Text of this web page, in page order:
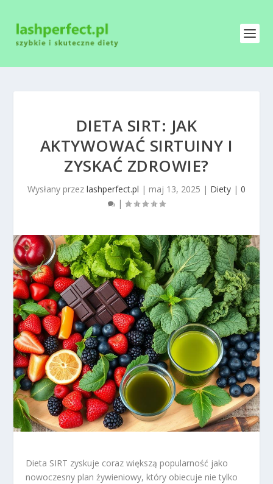
DIETA SIRT: JAK
AKTYWOWAĆ SIRTUINY I
ZYSKAĆ ZDROWIE?
Wysłany przez lashperfect.pl | maj 13, 2025 | Diety | 0
|
Dieta SIRT zyskuje coraz większą popularność jako
nowoczesny plan żywieniowy, który obiecuje nie tylko